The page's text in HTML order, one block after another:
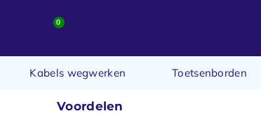
0
Kabels wegwerken Toetsenborden
Voordelen